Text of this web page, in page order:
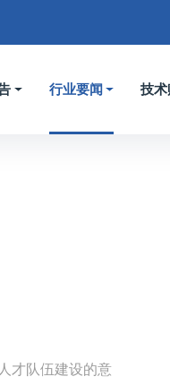
行业要闻 技
才队伍建设的意